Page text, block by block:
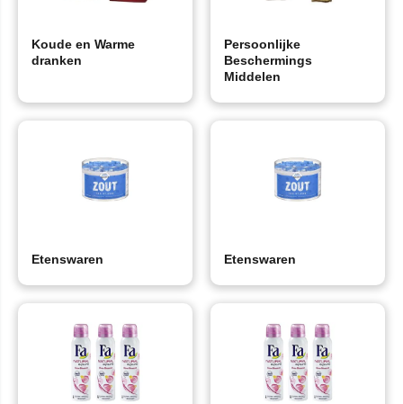
Koude en Warme
dranken
Persoonlijke
Beschermings
Middelen
Etenswaren Etenswaren